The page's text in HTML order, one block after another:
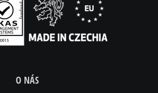
O NÁS